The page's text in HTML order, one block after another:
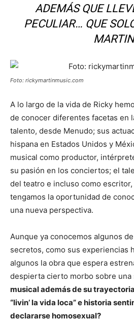
ADEMÁS QUE
PECULIAR… QUE
MARTIN
Foto: rickymartinmusic.com
A lo largo de la vida de Ricky
de conocer diferentes facetas en
talento, desde Menudo; sus
hispana en Estados Unidos y
musical como productor,
su pasión en los conciertos; el
del teatro e incluso como
tengamos la oportunidad de
una nueva perspectiva.
Aunque ya conocemos algunos
secretos, como sus experiencias
algunos la obra que espera
despierta cierto morbo sobre una
musical además de su
“livin’ la vida loca” e historia
declararse homosexual?